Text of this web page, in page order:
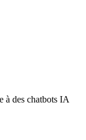
à des chatbots IA